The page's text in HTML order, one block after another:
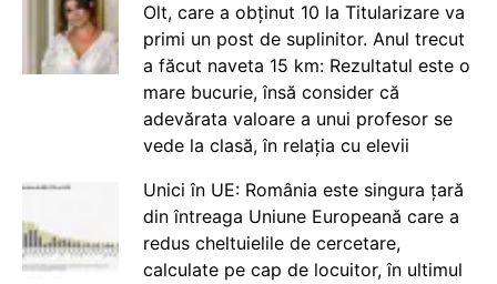
Olt, care a obținut 10 la Titularizare va
primi un post de suplinitor. Anul trecut
a făcut naveta 15 km: Rezultatul este o
mare bucurie, însă consider că
adevărata valoare a unui profesor se
vede la clasă, în relația cu elevii
Unici în UE: România este singura țară
din întreaga Uniune Europeană care a
redus cheltuielile de cercetare,
calculate pe cap de locuitor, în ultimul